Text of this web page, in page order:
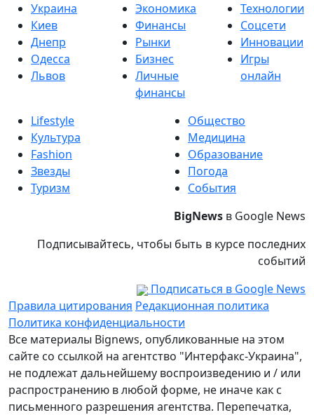
Украина
Киев
Днепр
Одесса
Львов
Экономика
Финансы
Рынки
Бизнес
Личные
финансы
Технологии
Соцсети
Инновации
Игры
онлайн
Lifestyle
Культура
Fashion
Звезды
Туризм
Общество
Медицина
Образование
Погода
События
BigNews в Google News
Подписывайтесь, чтобы быть в курсе последних
событий
Подписаться в Google News
Правила цитирования Редакционная политика
Политика конфиденциальности
Все материалы Bignews, опубликованные на этом
сайте со ссылкой на агентство "Интерфакс-Украина",
не подлежат дальнейшему воспроизведению и / или
распространению в любой форме, не иначе как с
письменного разрешения агентства. Перепечатка,